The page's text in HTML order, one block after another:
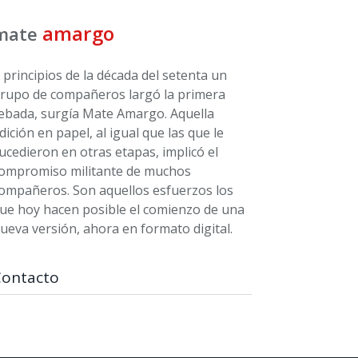
amargo
principios de la década del setenta un
de compañeros largó la primera
surgía Mate Amargo. Aquella
en papel, al igual que las que le
en otras etapas, implicó el
militante de muchos
Son aquellos esfuerzos los
hoy hacen posible el comienzo de una
versión, ahora en formato digital.